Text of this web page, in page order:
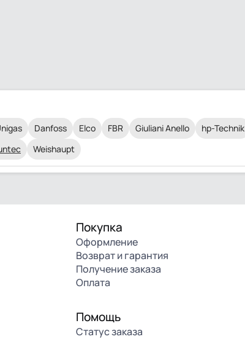
Danfoss Elco FBR Giuliani Anello hp-Technik
Weishaupt
Покупка
Оформление
Возврат и гарантия
Получение заказа
Оплата
Помощь
Статус заказа